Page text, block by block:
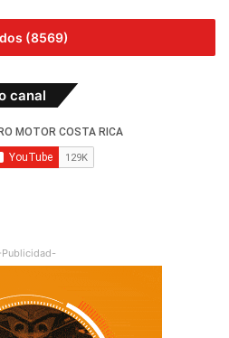
(8569)
canal
Publicidad-